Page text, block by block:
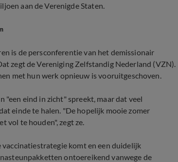
aan de Verenigde Staten.
is de persconferentie van het demissionair
zegt de Vereniging Zelfstandig Nederland (VZN).
met hun werk opnieuw is vooruitgeschoven.
eind in zicht" spreekt, maar dat veel
einde te halen. "De hopelijk mooie zomer
vol te houden", zegt ze.
komt en een duidelijk
ontoereikend vanwege de